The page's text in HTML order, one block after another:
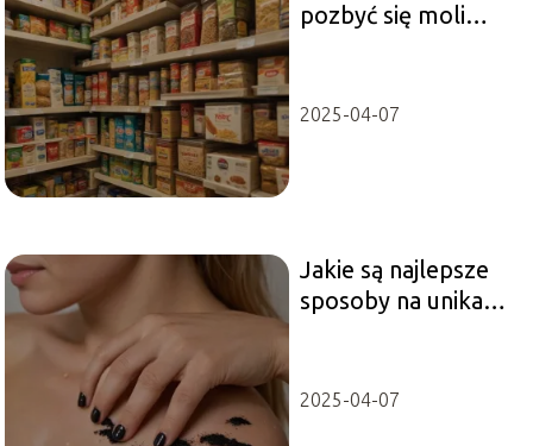
pozbyć się moli
2025-04-07
Jakie są najlepsze
sposoby na unikanie
2025-04-07